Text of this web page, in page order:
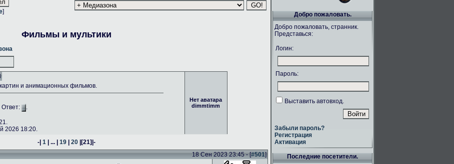
]
Фильмы и мультики
Нет аватара
dimmtimm
и анимационных фильмов.
Ответ:
.
2026 18:20.
-| 1 | ... | 19 | 20 |[21]|-
18 Сен 2023 23:45 - [#501]
Добро пожаловать.
Добро пожаловать, странник.
Представься:
Логин:
Пароль:
Выставить автовход.
Забыли пароль?
Регистрация
Активация
Последние посетители.